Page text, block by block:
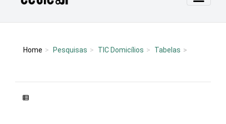
Home Pesquisas TIC Domicílios Tabelas